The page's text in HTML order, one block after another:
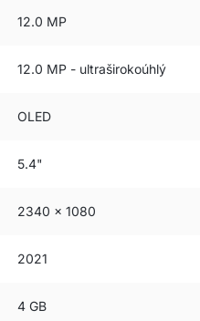
12.0 MP
12.0 MP - ultraširokoúhlý
OLED
5.4"
2340 x 1080
2021
4 GB